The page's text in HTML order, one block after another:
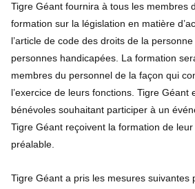
Tigre Géant fournira à tous les membres
formation sur la législation en matière
l’article de code des droits de la
personnes handicapées. La formation
membres du personnel de la façon qui
l’exercice de leurs fonctions. Tigre Géant
bénévoles souhaitant participer à un
Tigre Géant reçoivent la formation de
préalable.
Tigre Géant a pris les mesures suivantes